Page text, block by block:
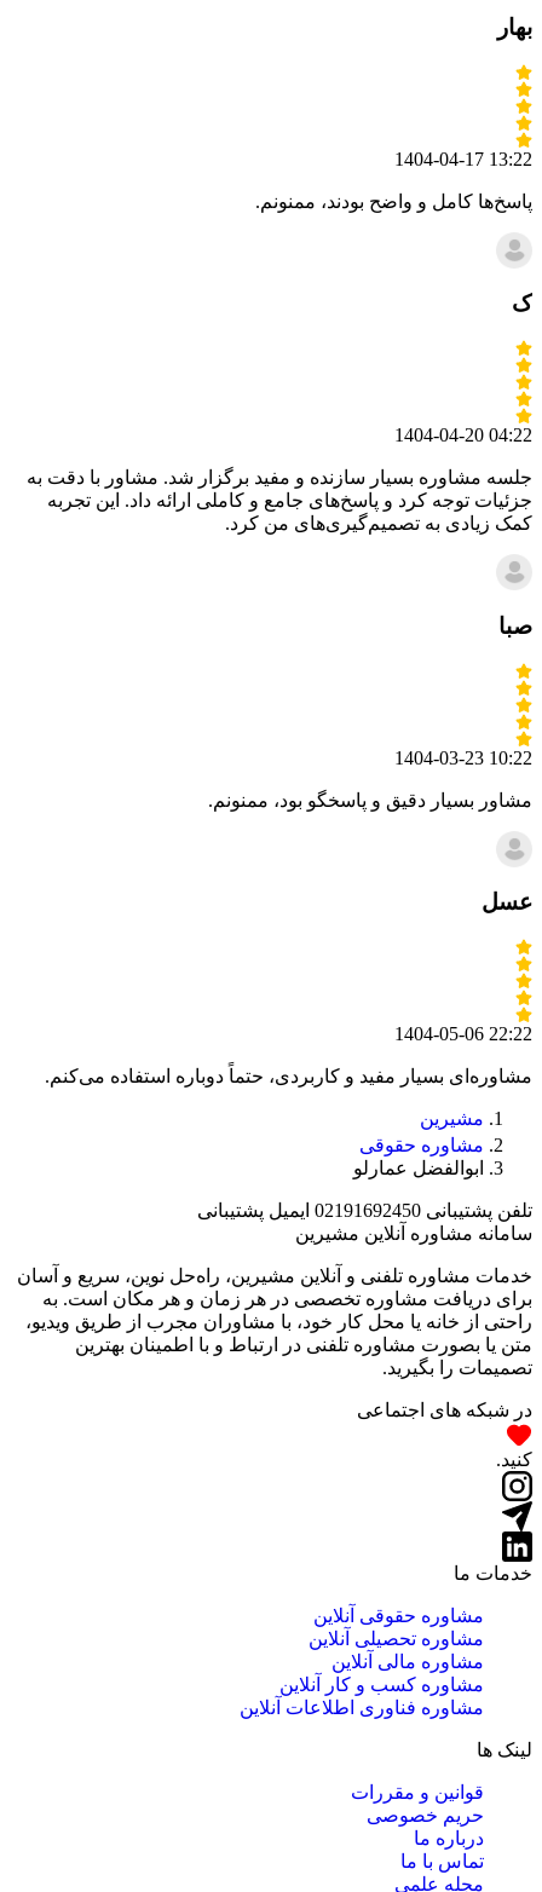
بهار
1404-04-17 13:22
پاسخ‌ها کامل و واضح بودند، ممنونم.
ک
1404-04-20 04:22
جلسه مشاوره بسیار سازنده و مفید برگزار شد. مشاور با دقت به
جزئیات توجه کرد و پاسخ‌های جامع و کاملی ارائه داد. این تجربه
کمک زیادی به تصمیم‌گیری‌های من کرد.
صبا
1404-03-23 10:22
مشاور بسیار دقیق و پاسخگو بود، ممنونم.
عسل
1404-05-06 22:22
مشاوره‌ای بسیار مفید و کاربردی، حتماً دوباره استفاده می‌کنم.
مشیرین
مشاوره حقوقی
ابوالفضل عمارلو
تلفن پشتیبانی 02191692450 ایمیل پشتیبانی
سامانه مشاوره آنلاین مشیرین
خدمات مشاوره تلفنی و آنلاین مشیرین، راه‌‌حل نوین، سریع و آسان
برای دریافت مشاوره تخصصی در هر زمان و هر مکان است. به
راحتی از خانه یا محل کار خود، با مشاوران مجرب از طریق ویدیو،
متن یا بصورت مشاوره تلفنی در ارتباط و با اطمینان بهترین
تصمیمات را بگیرید.
در شبکه های اجتماعی
کنید.
خدمات ما
مشاوره حقوقی آنلاین
مشاوره تحصیلی آنلاین
مشاوره مالی آنلاین
مشاوره کسب و کار آنلاین
مشاوره فناوری اطلاعات آنلاین
لینک ها
قوانین و مقررات
حریم خصوصی
درباره ما
تماس با ما
مجله علمی